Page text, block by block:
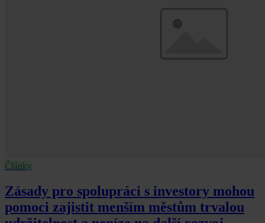
Články
Zásady pro spolupráci s investory mohou
pomoci zajistit menším městům trvalou